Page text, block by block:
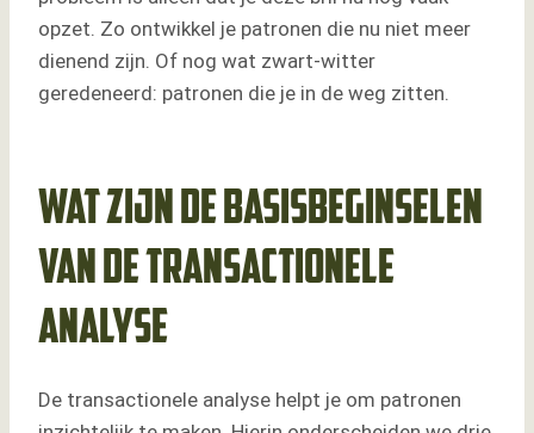
opzet. Zo ontwikkel je patronen die nu niet meer
dienend zijn. Of nog wat zwart-witter
geredeneerd: patronen die je in de weg zitten.
Wat zijn de basisbeginselen
van de Transactionele
analyse
De transactionele analyse helpt je om patronen